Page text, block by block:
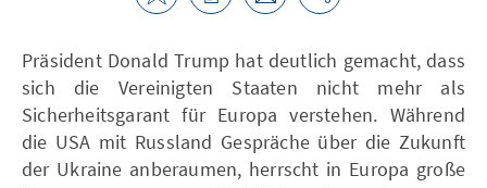
Präsident Donald Trump hat deutlich gemacht, dass
sich die Vereinigten Staaten nicht mehr als
Sicherheitsgarant für Europa verstehen. Während
die USA mit Russland Gespräche über die Zukunft
der Ukraine anberaumen, herrscht in Europa große